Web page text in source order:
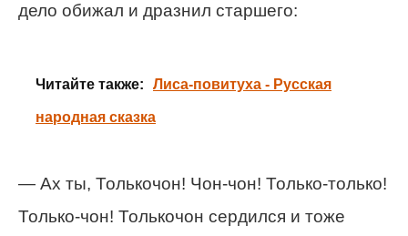
дело обижал и дразнил старшего:
Читайте также: Лиса-повитуха - Русская
народная сказка
— Ах ты, Толькочон! Чон-чон! Только-только!
Только-чон! Толькочон сердился и тоже